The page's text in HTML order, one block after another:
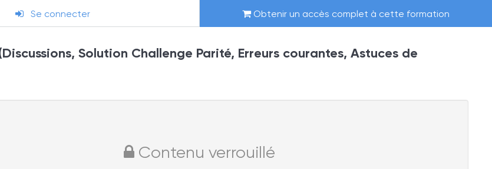
Se connecter Obtenir un accès complet à cette formation
Solution Challenge Parité, Erreurs courantes, Astuces de
Contenu verrouillé